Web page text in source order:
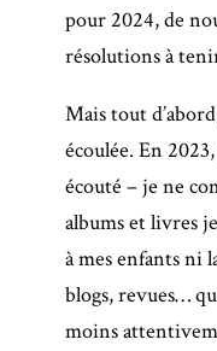
pour 2024, de
résolutions à
Mais tout
écoulée. En
écouté – je ne
albums et livres
à mes enfants ni
blogs, revues…
moins